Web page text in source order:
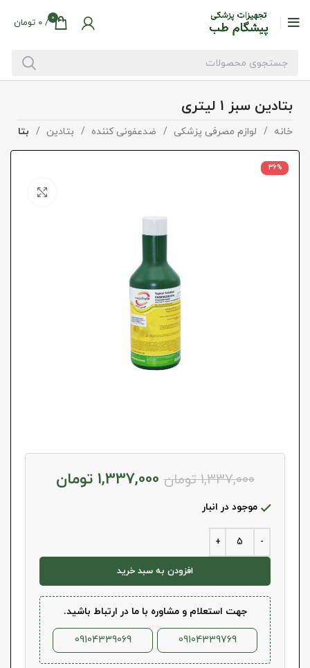
0
/
0 تومان
بتادین سبز 1 لیتری
خانه لوازم مصرفی پزشکی ضدعفونی کننده بتادین بتادین
36%
1,337,000 تومان 1,337,000 تومان
موجود در انبار
افزودن به سبد خرید
جهت استعلام و مشاوره با ما در ارتباط باشید.
09104339769
09104339069